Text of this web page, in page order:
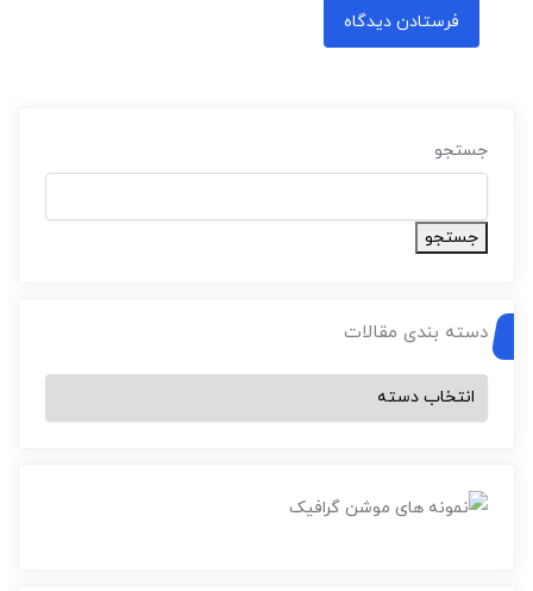
جستجو
جستجو
دسته بندی مقالات